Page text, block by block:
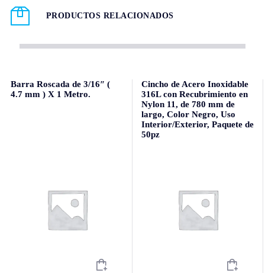
PRODUCTOS RELACIONADOS
Barra Roscada de 3/16″ (
4.7 mm ) X 1 Metro.
Cincho de Acero Inoxidable
316L con Recubrimiento en
Nylon 11, de 780 mm de
largo, Color Negro, Uso
Interior/Exterior, Paquete de
50pz